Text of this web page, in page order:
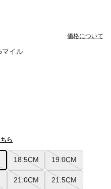
マイル
価格について
18.5CM 19.0CM
21.0CM 21.5CM
ら